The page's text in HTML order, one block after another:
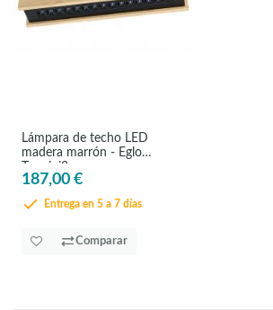
Lámpara de techo LED
madera marrón - Eglo
Termini2
187,00 €
Entrega en 5 a 7 días
Comparar